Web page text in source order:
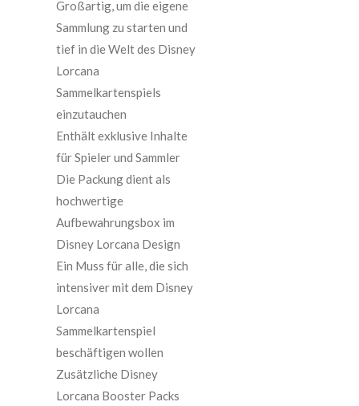
Großartig, um die eigene
Sammlung zu starten und
tief in die Welt des Disney
Lorcana
Sammelkartenspiels
einzutauchen
Enthält exklusive Inhalte
für Spieler und Sammler
Die Packung dient als
hochwertige
Aufbewahrungsbox im
Disney Lorcana Design
Ein Muss für alle, die sich
intensiver mit dem Disney
Lorcana
Sammelkartenspiel
beschäftigen wollen
Zusätzliche Disney
Lorcana Booster Packs